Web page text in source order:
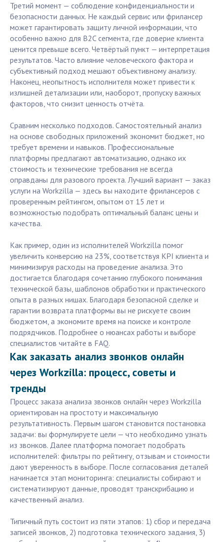
Третий момент — соблюдение конфиденциальности и
безопасности данных. Не каждый сервис или фрилансер
может гарантировать защиту личной информации, что
особенно важно для B2C сегмента, где доверие клиента
ценится превыше всего. Четвёртый пункт — интерпретация
результатов. Часто влияние человеческого фактора и
субъективный подход мешают объективному анализу.
Наконец, неопытность исполнителя может привести к
излишней детализации или, наоборот, пропуску важных
факторов, что снизит ценность отчёта.
Сравним несколько подходов. Самостоятельный анализ
на основе свободных приложений экономит бюджет, но
требует времени и навыков. Профессиональные
платформы предлагают автоматизацию, однако их
стоимость и технические требования не всегда
оправданы для разового проекта. Лучший вариант — заказ
услуги на Workzilla — здесь вы находите фрилансеров с
проверенным рейтингом, опытом от 15 лет и
возможностью подобрать оптимальный баланс цены и
качества.
Как пример, один из исполнителей Workzilla помог
увеличить конверсию на 23%, соответствуя KPI клиента и
минимизируя расходы на проведение анализа. Это
достигается благодаря сочетанию глубокого понимания
технической базы, шаблонов обработки и практического
опыта в разных нишах. Благодаря безопасной сделке и
гарантии возврата платформы вы не рискуете своим
бюджетом, а экономите время на поиске и контроле
подрядчиков. Подробнее о нюансах работы и выборе
специалистов читайте в FAQ.
Как заказать анализ звонков онлайн
через Workzilla: процесс, советы и
тренды
Процесс заказа анализа звонков онлайн через Workzilla
ориентирован на простоту и максимальную
результативность. Первым шагом становится постановка
задачи: вы формулируете цели — что необходимо узнать
из звонков. Далее платформа помогает подобрать
исполнителей: фильтры по рейтингу, отзывам и стоимости
дают уверенность в выборе. После согласования деталей
начинается этап мониторинга: специалисты собирают и
систематизируют данные, проводят транскрибацию и
качественный анализ.
Типичный путь состоит из пяти этапов: 1) сбор и передача
записей звонков, 2) подготовка технического задания, 3)